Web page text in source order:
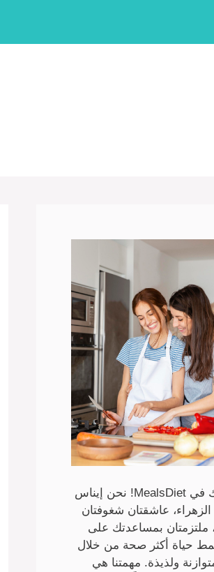
مرحبًا بك في MealsDiet! نحن إيناس
عاشقتان شغوفتان
ملتزمتان بمساعدتك على
حياة أكثر صحة من خلال
ولذيذة. مهمتنا هي